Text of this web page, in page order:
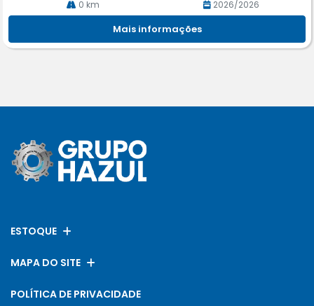
0 km 2026/2026
Mais informações
ESTOQUE
MAPA DO SITE
POLÍTICA DE PRIVACIDADE